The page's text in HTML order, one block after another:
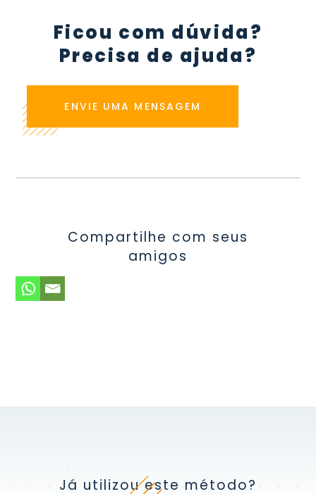
Ficou com dúvida?
Precisa de ajuda?
ENVIE UMA MENSAGEM
Compartilhe com seus
amigos
Já utilizou este método?